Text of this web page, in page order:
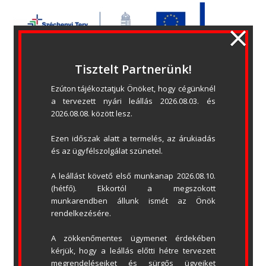
Garázskapu automatika – EcoTec
Tisztelt Partnerünk!
Ezúton tájékoztatjuk Önöket, hogy cégünknél
a tervezett nyári leállás 2026.08.03. és
2026.08.08. között lesz.
Ezen időszak alatt a termelés, az árukiadás
és az ügyfélszolgálat szünetel.
A leállást követő első munkanap 2026.08.10.
(hétfő). Ekkortól a megszokott
munkarendben állunk ismét az Önök
rendelkezésére.
A zökkenőmentes ügymenet érdekében
kérjük, hogy a leállás előtti hétre tervezett
megrendeléseiket és sürgős ügyeiket
×